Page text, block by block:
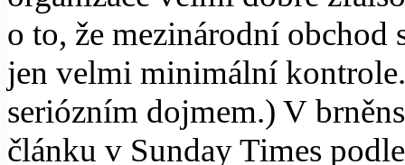
o to, že mezinárodní obchod
jen velmi minimální
seriózním dojmem.) V
článku v Sunday Times